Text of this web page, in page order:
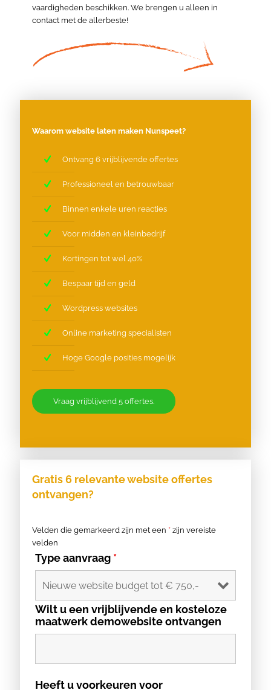
vaardigheden beschikken. We brengen u alleen in
contact met de allerbeste!
Waarom website laten maken Nunspeet?
Ontvang 6 vrijblijvende offertes
Professioneel en betrouwbaar
Binnen enkele uren reacties
Voor midden en kleinbedrijf
Kortingen tot wel 40%
Bespaar tijd en geld
Wordpress websites
Online marketing specialisten
Hoge Google posities mogelijk
Vraag vrijblijvend 5 offertes.
Gratis 6 relevante website offertes
ontvangen?
Velden die gemarkeerd zijn met een * zijn vereiste
velden
Type aanvraag *
Wilt u een vrijblijvende en kosteloze
maatwerk demowebsite ontvangen
Heeft u voorkeuren voor